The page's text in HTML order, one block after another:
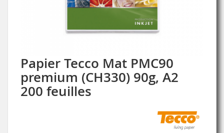
Papier Tecco Mat PMC90
premium (CH330) 90g, A2
200 feuilles
Skip
to
the
beginning